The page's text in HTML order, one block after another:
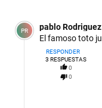
Comentario de pablo
PR pablo Rodriguez
El famoso toto
RESPONDER
3 RESPUESTAS
0
0